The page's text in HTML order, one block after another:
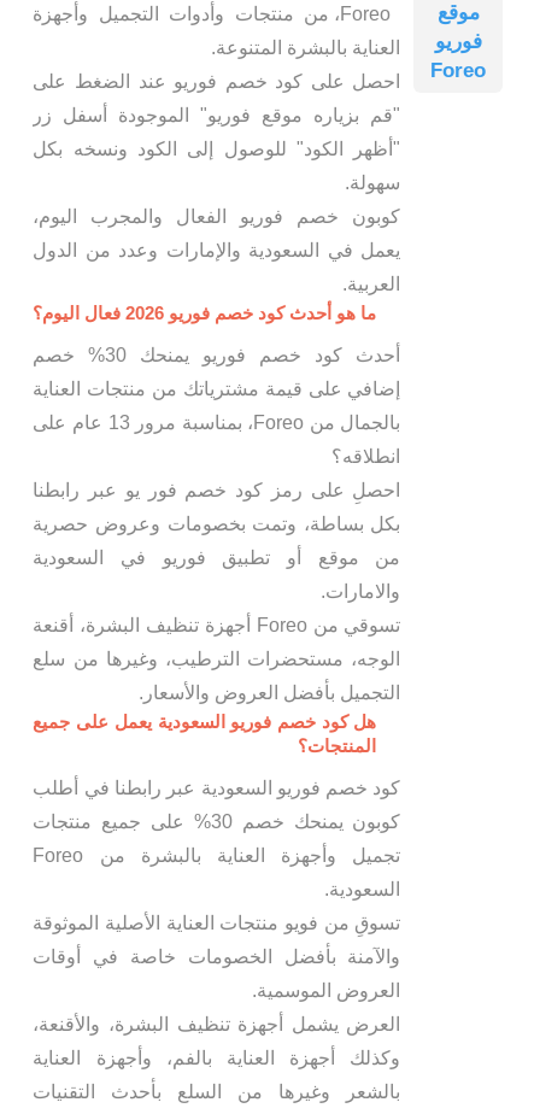
موقع
فوريو
Foreo
Foreo، من منتجات وأدوات التجميل وأجهزة
العناية بالبشرة المتنوعة.
احصل على كود خصم فوريو عند الضغط على
"قم بزياره موقع فوريو" الموجودة أسفل زر
"أظهر الكود" للوصول إلى الكود ونسخه بكل
سهولة.
كوبون خصم فوريو الفعال والمجرب اليوم،
يعمل في السعودية والإمارات وعدد من الدول
العربية.
ما هو أحدث كود خصم فوريو 2026 فعال اليوم؟
أحدث كود خصم فوريو يمنحك 30% خصم
إضافي على قيمة مشترياتك من منتجات العناية
بالجمال من Foreo، بمناسبة مرور 13 عام على
انطلاقه؟
احصلِ على رمز كود خصم فور يو عبر رابطنا
بكل بساطة، وتمت بخصومات وعروض حصرية
من موقع أو تطبيق فوريو في السعودية
والامارات.
تسوقي من Foreo أجهزة تنظيف البشرة، أقنعة
الوجه، مستحضرات الترطيب، وغيرها من سلع
التجميل بأفضل العروض والأسعار.
هل كود خصم فوريو السعودية يعمل على جميع
المنتجات؟
كود خصم فوريو السعودية عبر رابطنا في أطلب
كوبون يمنحك خصم 30% على جميع منتجات
تجميل وأجهزة العناية بالبشرة من Foreo
السعودية.
تسوقِ من فويو منتجات العناية الأصلية الموثوقة
والآمنة بأفضل الخصومات خاصة في أوقات
العروض الموسمية.
العرض يشمل أجهزة تنظيف البشرة، والأقنعة،
وكذلك أجهزة العناية بالفم، وأجهزة العناية
بالشعر وغيرها من السلع بأحدث التقنيات